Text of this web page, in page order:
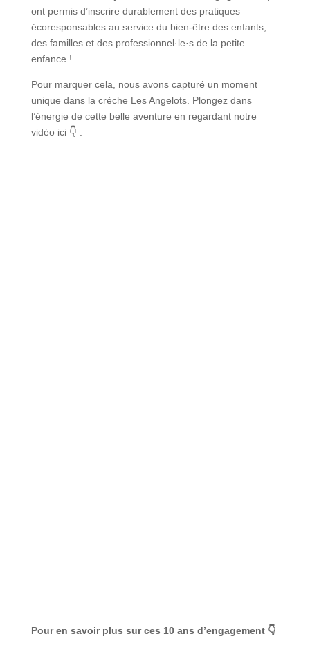
ont permis d’inscrire durablement des pratiques
écoresponsables au service du bien-être des enfants,
des familles et des professionnel·le·s de la petite
enfance !
Pour marquer cela, nous avons capturé un moment
unique dans la crèche Les Angelots. Plongez dans
l’énergie de cette belle aventure en regardant notre
vidéo ici 👇 :
Pour en savoir plus sur ces 10 ans d’engagement 👇